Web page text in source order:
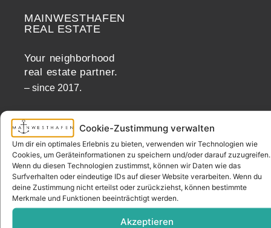
Cookie-Zustimmung verwalten
Um dir ein optimales Erlebnis zu bieten, verwenden wir Technologien wie
Cookies, um Geräteinformationen zu speichern und/oder darauf zuzugreifen.
Wenn du diesen Technologien zustimmst, können wir Daten wie das
Surfverhalten oder eindeutige IDs auf dieser Website verarbeiten. Wenn du
deine Zustimmung nicht erteilst oder zurückziehst, können bestimmte
Merkmale und Funktionen beeinträchtigt werden.
Akzeptieren
MAINWESTHAFEN
REAL ESTATE
Your neighborhood
real estate partner.
– since 2017.
CONTACT
Address
Mainwesthafen Immobilien
Speicherstraße 5
60327 Frankfurt